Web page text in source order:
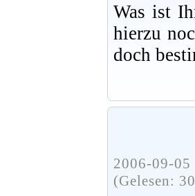
Was ist
hierzu
doch
2006-09-
(Gelesen: